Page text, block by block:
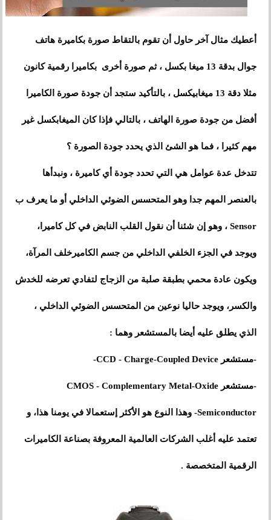
أعطيك مثال آخر حاول أن تقوم بالتقاط صورة بكاميرة هاتف
جوال بدقة 13 ميغا بكسل ، ثم صورة أخرى بكاميرا رقمية كانون
مثلا دقة 13 ميغابيكسل ، بالتأكيد ستجد أن جودة صورة الكاميرا
أفضل من جودة صورة الهاتف ، بالتالي فإذا كان الميغابكسل غير
مهم كثيرا ، فما هو الشئ الذي يحدد جودة الصورة ؟
تتدخل عدة عوامل هي التي تحدد جودة أي كاميرة ، ونبدأها
بالعنصر المهم جدا وهو المتحسس الضوئي الداخلي أو ما يعرف ب
Sensor ، وهو إن شئنا أن نقول القلب النابض في كل كاميرا،
ويوجد في الجزء الخلفي الداخلي من جسم الكاميرخلف المرآة،
ويكون عادة محمي بطبقة صلبة من الزجاج لتفادي تعرضه للخدش
والكسر، ويوجد حاليا نوعين من المتحسس الضوئي الداخلي ،
الذي يطلق عليه أيضا بالمستشعر وهما :
-مستشعر CCD - Charge-Coupled Device-
-مستشعر CMOS - Complementary Metal-Oxide
Semiconductor- وهذا النوع هو الأكثر إستعمالا في يومنا هذا، و
تعتمد عليه أغلب الشركات العالمية المعروفة بصناعة الكاميرات
الرقمية المتخصصة .